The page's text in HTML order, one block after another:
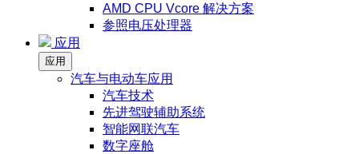
AMD CPU Vcore 解决方案
参照电压处理器
应用
应用
汽车与电动车应用
汽车技术
先进驾驶辅助系统
智能网联汽车
数字座舱